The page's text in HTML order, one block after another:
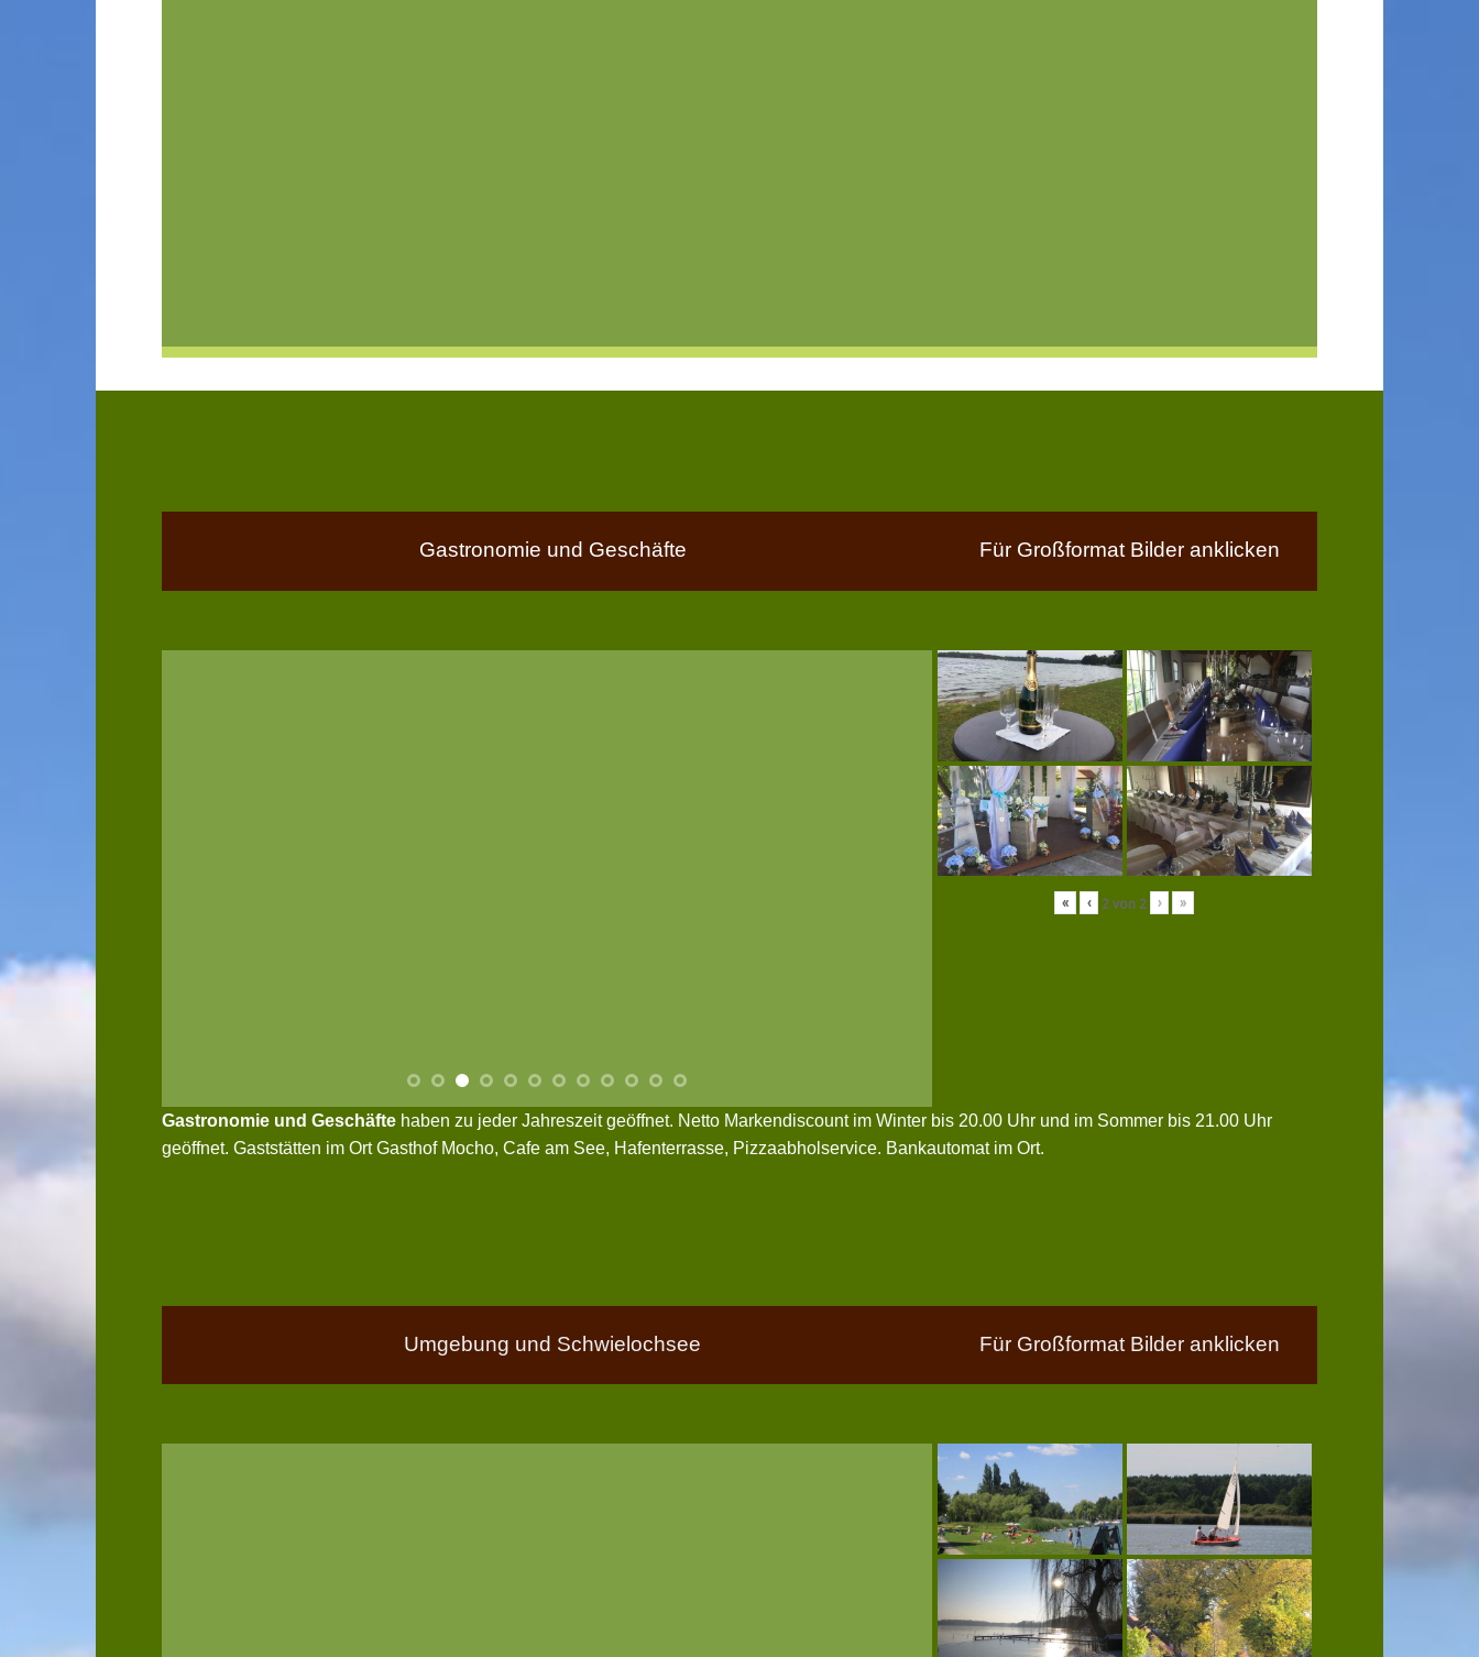
Gastronomie und Geschäfte Für Großformat Bilder anklicken
« ‹ 2 von 2 › »
Gastronomie und Geschäfte haben zu jeder Jahreszeit geöffnet. Netto Markendiscount im Winter bis 20.00 Uhr und im Sommer bis 21.00 Uhr
geöffnet. Gaststätten im Ort Gasthof Mocho, Cafe am See, Hafenterrasse, Pizzaabholservice. Bankautomat im Ort.
Umgebung und Schwielochsee Für Großformat Bilder anklicken